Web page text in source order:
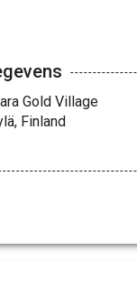
Gold Village
Finland